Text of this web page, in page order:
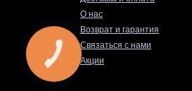
О нас
Возврат и гарантия
Связаться с нами
Акции
КНОПКА
ЗВ'ЯЗКУ